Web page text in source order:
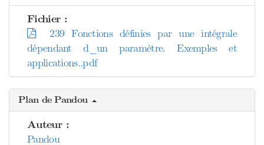
Fichier :
239 Fonctions définies par une intégrale
dépendant d_un paramètre. Exemples et
applications..pdf
Plan de Pandou
Auteur :
Pandou